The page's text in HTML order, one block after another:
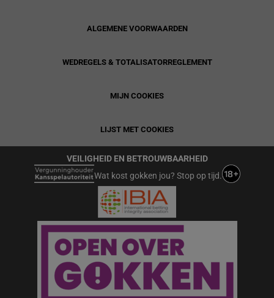
ALGEMENE VOORWAARDEN
WEDREGELS & TOTALISATORREGLEMENT
MIJN COOKIES
LIJST MET COOKIES
VEILIGHEID EN BETROUWBAARHEID
Wat kost gokken jou? Stop op tijd.